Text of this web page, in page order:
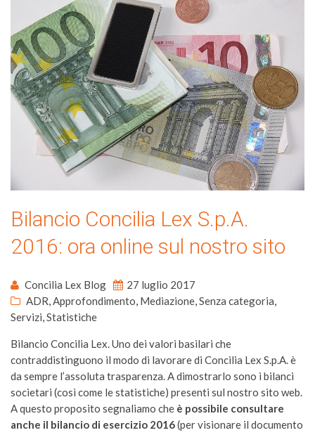
Bilancio Concilia Lex S.p.A.
2016: ora online sul nostro sito
Concilia Lex Blog
27 luglio 2017
ADR Approfondimento Mediazione Senza categoria
Servizi Statistiche
Bilancio Concilia Lex. Uno dei valori basilari che
contraddistinguono il modo di lavorare di Concilia Lex S.p.A. è
da sempre l’assoluta trasparenza. A dimostrarlo sono i bilanci
societari (così come le statistiche) presenti sul nostro sito web.
A questo proposito segnaliamo che è possibile consultare
anche il bilancio di esercizio 2016(per visionare il documento